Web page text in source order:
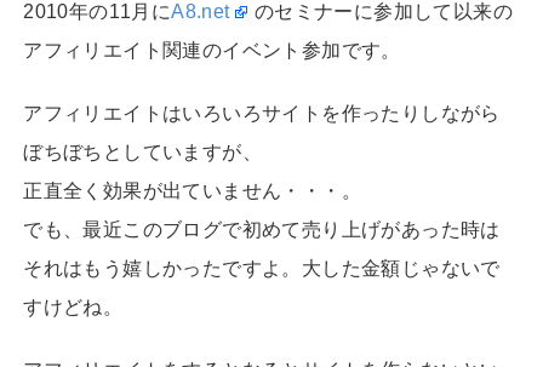
2010年の11月にA8.net
のセミナーに参加して以来の
アフィリエイト関連のイベント参加です。
アフィリエイトはいろいろサイトを作ったりしながら
ぼちぼちとしていますが、
正直全く効果が出ていません・・・。
でも、最近このブログで初めて売り上げがあった時は
それはもう嬉しかったですよ。大した金額じゃないで
すけどね。